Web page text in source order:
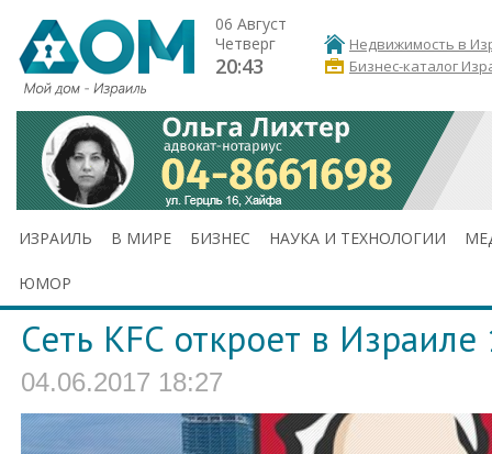
06 Август
Четверг
20:43
Недвижимость в
Бизнес-каталог
ИЗРАИЛЬ В МИРЕ БИЗНЕС НАУКА И ТЕХНОЛОГИИ
ЮМОР
Сеть KFC откроет в
04.06.2017 18:27